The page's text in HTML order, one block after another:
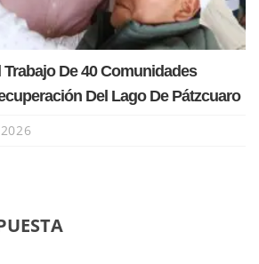
De 40 Comunidades
Del Lago De Pátzcuaro